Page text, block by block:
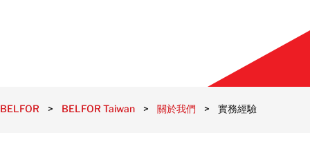
BELFOR > BELFOR Taiwan > 關於我們 > 實務經驗